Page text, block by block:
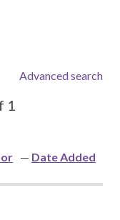
Advanced search
1
Date Added